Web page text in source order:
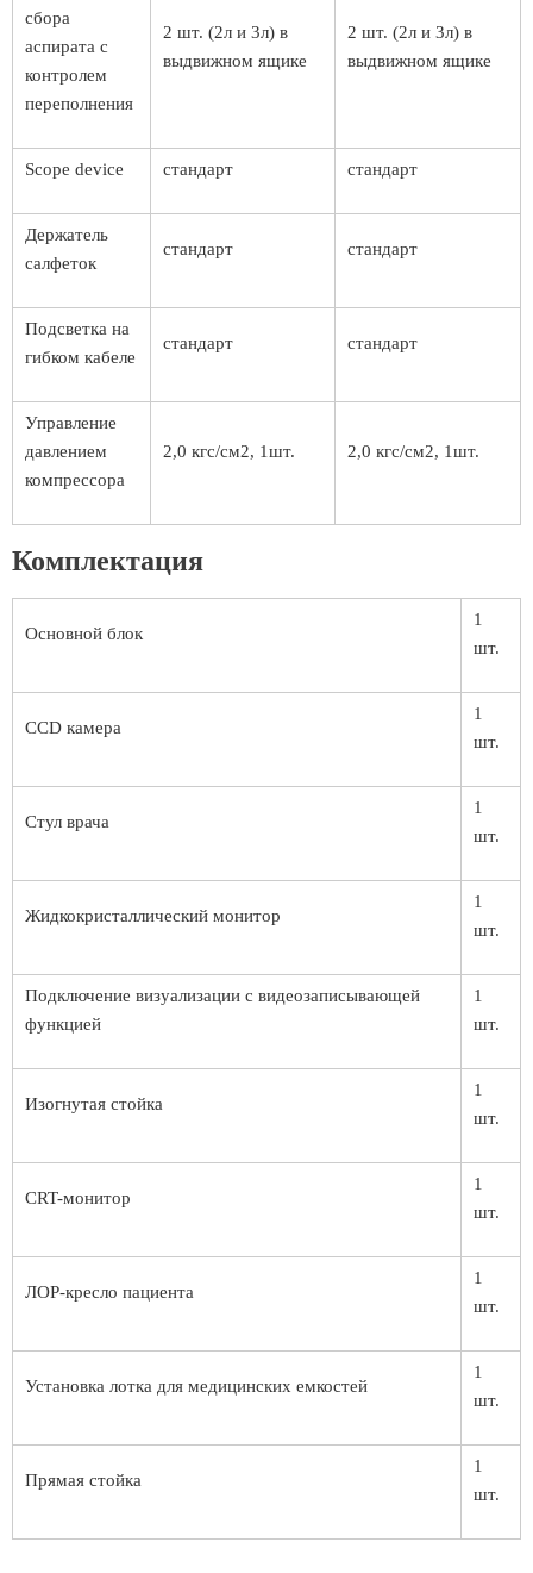
сбора
аспирата с
контролем
переполнения
2 шт. (2л и 3л) в
выдвижном ящике
2 шт. (2л и 3л) в
выдвижном ящике
Scope device стандарт стандарт
Держатель
салфеток
стандарт стандарт
Подсветка на
гибком кабеле
стандарт стандарт
Управление
давлением
компрессора
2,0 кгс/см2, 1шт. 2,0 кгс/см2, 1шт.
Комплектация
Основной блок
1
шт.
CCD камера
1
шт.
Стул врача
1
шт.
Жидкокристаллический монитор
1
шт.
Подключение визуализации с видеозаписывающей
функцией
1
шт.
Изогнутая стойка
1
шт.
CRT-монитор
1
шт.
ЛОР-кресло пациента
1
шт.
Установка лотка для медицинских емкостей
1
шт.
Прямая стойка
1
шт.